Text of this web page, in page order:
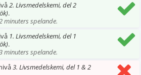
2. Livsmedelskemi, del 2
.
minuters spelande.
1. Livsmedelskemi, del 1
.
minuters spelande.
3. Livsmedelskemi, del 1 & 2